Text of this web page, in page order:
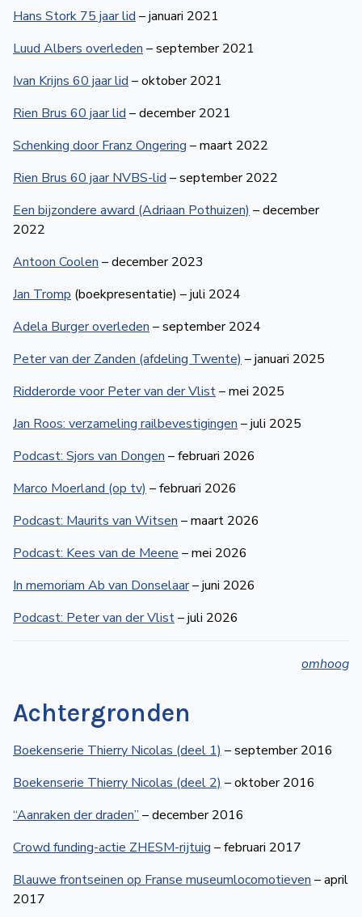
Hans Stork 75 jaar lid – januari 2021
Luud Albers overleden – september 2021
Ivan Krijns 60 jaar lid – oktober 2021
Rien Brus 60 jaar lid – december 2021
Schenking door Franz Ongering – maart 2022
Rien Brus 60 jaar NVBS-lid – september 2022
Een bijzondere award (Adriaan Pothuizen) – december
2022
Antoon Coolen – december 2023
Jan Tromp (boekpresentatie) – juli 2024
Adela Burger overleden – september 2024
Peter van der Zanden (afdeling Twente) – januari 2025
Ridderorde voor Peter van der Vlist– mei 2025
Jan Roos: verzameling railbevestigingen – juli 2025
Podcast: Sjors van Dongen – februari 2026
Marco Moerland (op tv) – februari 2026
Podcast: Maurits van Witsen – maart 2026
Podcast: Kees van de Meene – mei 2026
In memoriam Ab van Donselaar– juni 2026
Podcast: Peter van der Vlist– juli 2026
omhoog
Achtergronden
Boekenserie Thierry Nicolas (deel 1)– september 2016
Boekenserie Thierry Nicolas (deel 2)– oktober 2016
“Aanraken der draden”– december 2016
Crowd funding-actie ZHESM-rijtuig – februari 2017
Blauwe frontseinen op Franse museumlocomotieven– april
2017